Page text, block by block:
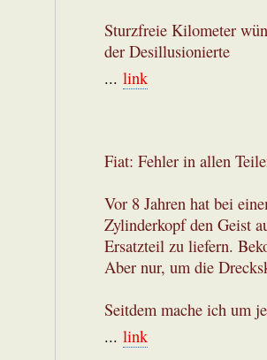
Sturzfreie Kilometer
der Desillusionierte
... link
Fiat: Fehler in allen
Vor 8 Jahren hat bei
Zylinderkopf den Geist
Ersatzteil zu liefern.
Aber nur, um die
Seitdem mache ich um
... link